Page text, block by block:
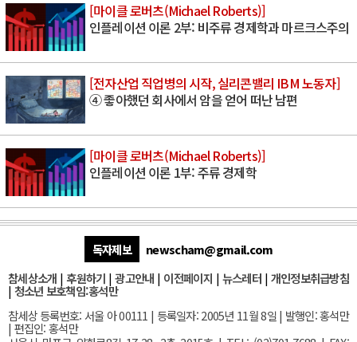
[마이클 로버츠(Michael Roberts)]
인플레이션 이론 2부: 비주류 경제학과 마르크스주의
[전자산업 직업병의 시작, 실리콘밸리 IBM 노동자]
④ 좋아했던 회사에서 암을 얻어 떠난 남편
[마이클 로버츠(Michael Roberts)]
인플레이션 이론 1부: 주류 경제학
독자제보
newscham@gmail.com
참세상소개 | 후원하기 |광고안내 | 이전페이지 | 뉴스레터| 개인정보취급방침
| 청소년 보호책임:홍석만
참세상 등록번호: 서울 아 00111 | 등록일자: 2005년 11월 8일 | 발행인: 홍석만
| 편집인: 홍석만